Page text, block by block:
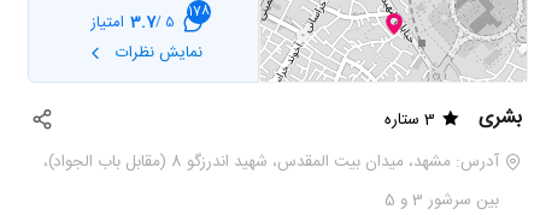
178
5 /
3.7 امتیاز
نمایش نظرات
بشری
3 ستاره
آدرس: مشهد، میدان بیت المقدس، شهید اندرزگو 8 (مقابل باب الجواد)،
بین سرشور 3 و 5